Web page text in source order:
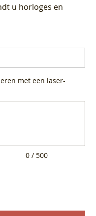
u horloges en
met een laser-
0 / 500